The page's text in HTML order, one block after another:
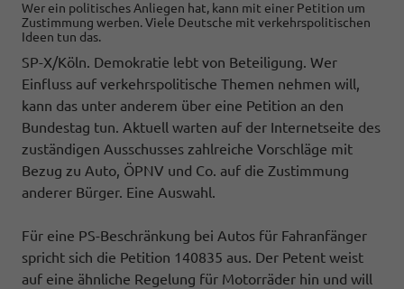
Wer ein politisches Anliegen hat, kann mit einer Petition um
Zustimmung werben. Viele Deutsche mit verkehrspolitischen
Ideen tun das.
SP-X/Köln. Demokratie lebt von Beteiligung. Wer
Einfluss auf verkehrspolitische Themen nehmen will,
kann das unter anderem über eine Petition an den
Bundestag tun. Aktuell warten auf der Internetseite des
zuständigen Ausschusses zahlreiche Vorschläge mit
Bezug zu Auto, ÖPNV und Co. auf die Zustimmung
anderer Bürger. Eine Auswahl.
Für eine PS-Beschränkung bei Autos für Fahranfänger
spricht sich die Petition 140835 aus. Der Petent weist
auf eine ähnliche Regelung für Motorräder hin und will